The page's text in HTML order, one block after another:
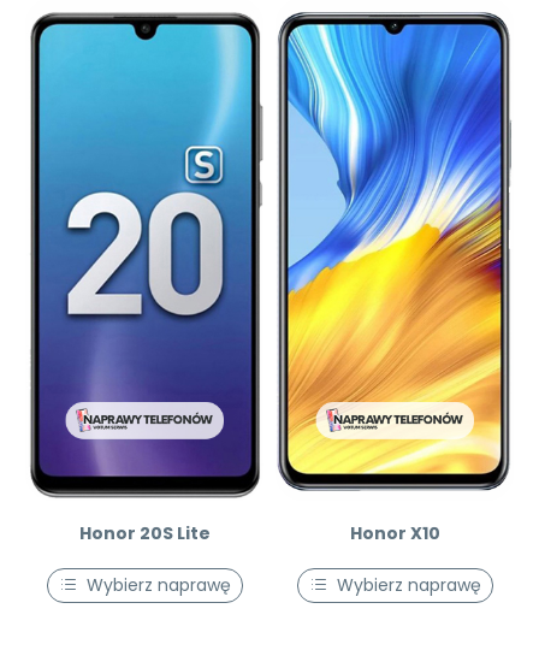
Honor 20S Lite
Wybierz naprawę
Honor X10
Wybierz naprawę